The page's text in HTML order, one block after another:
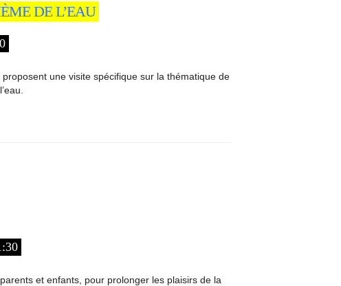
DE L’EAU
une visite spécifique sur la thématique de
et enfants, pour prolonger les plaisirs de la